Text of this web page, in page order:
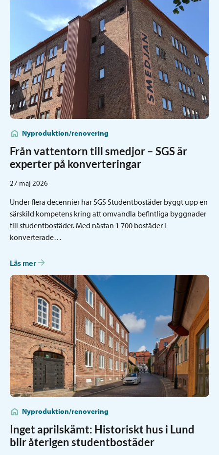
Nyproduktion/renovering
Från vattentorn till smedjor – SGS är
experter på konverteringar
27 maj 2026
Under flera decennier har SGS Studentbostäder byggt upp en
särskild kompetens kring att omvandla befintliga byggnader
till studentbostäder. Med nästan 1 700 bostäder i
konverterade…
Läs mer
Nyproduktion/renovering
Inget aprilskämt: Historiskt hus i Lund
blir återigen studentbostäder